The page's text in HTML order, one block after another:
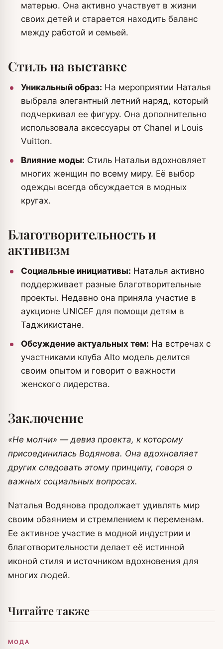
матерью. Она активно участвует в жизни
своих детей и старается находить баланс
между работой и семьей.
Стиль на выставке
Уникальный образ: На мероприятии Наталья
выбрала элегантный летний наряд, который
подчеркивал ее фигуру. Она дополнительно
использовала аксессуары от Chanel и Louis
Vuitton.
Влияние моды: Стиль Натальи вдохновляет
многих женщин по всему миру. Её выбор
одежды всегда обсуждается в модных
кругах.
Благотворительность и
активизм
Социальные инициативы: Наталья активно
поддерживает разные благотворительные
проекты. Недавно она приняла участие в
аукционе UNICEF для помощи детям в
Таджикистане.
Обсуждение актуальных тем: На встречах с
участниками клуба Alto модель делится
своим опытом и говорит о важности
женского лидерства.
Заключение
«Не молчи» — девиз проекта, к которому
присоединилась Водянова. Она вдохновляет
других следовать этому принципу, говоря о
важных социальных вопросах.
Nаталья Водянова продолжает удивлять мир
своим обаянием и стремлением к переменам.
Ее активное участие в модной индустрии и
благотворительности делает её истинной
иконой стиля и источником вдохновения для
многих людей.
Читайте также
МОДА